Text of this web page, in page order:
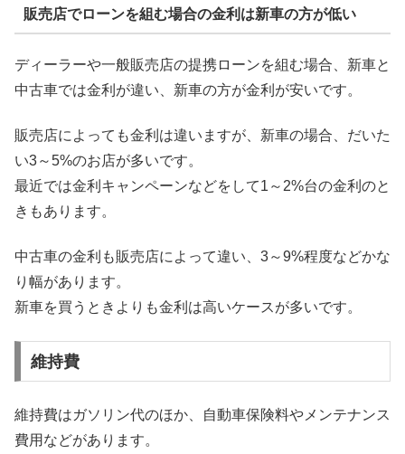
販売店でローンを組む場合の金利は新車の方が低い
ディーラーや一般販売店の提携ローンを組む場合、新車と
中古車では金利が違い、新車の方が金利が安いです。
販売店によっても金利は違いますが、新車の場合、だいた
い3～5%のお店が多いです。
最近では金利キャンペーンなどをして1～2%台の金利のと
きもあります。
中古車の金利も販売店によって違い、3～9%程度などかな
り幅があります。
新車を買うときよりも金利は高いケースが多いです。
維持費
維持費はガソリン代のほか、自動車保険料やメンテナンス
費用などがあります。